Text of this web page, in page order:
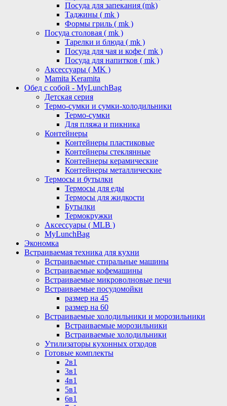
Посуда для запекания (mk)
Таджины ( mk )
Формы гриль ( mk )
Посуда столовая ( mk )
Тарелки и блюда ( mk )
Посуда для чая и кофе ( mk )
Посуда для напитков ( mk )
Аксессуары ( MK )
Mamita Keramita
Обед с собой - MyLunchBag
Детская серия
Термо-сумки и сумки-холодильники
Термо-сумки
Для пляжа и пикника
Контейнеры
Контейнеры пластиковые
Контейнеры стеклянные
Контейнеры керамические
Контейнеры металлические
Термосы и бутылки
Термосы для еды
Термосы для жидкости
Бутылки
Термокружки
Аксессуары ( MLB )
MyLunchBag
Экономка
Встраиваемая техника для кухни
Встраиваемые стиральные машины
Встраиваемые кофемашины
Встраиваемые микроволновые печи
Встраиваемые посудомойки
размер на 45
размер на 60
Встраиваемые холодильники и морозильники
Встраиваемые морозильники
Встраиваемые холодильники
Утилизаторы кухонных отходов
Готовые комплекты
2в1
3в1
4в1
5в1
6в1